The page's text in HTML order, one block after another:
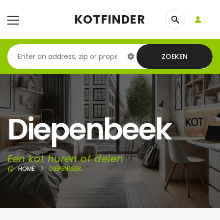
KOTFINDER
ZOEKEN
Diepenbeek
Een kot huren of delen
HOME DIEPENBEEK